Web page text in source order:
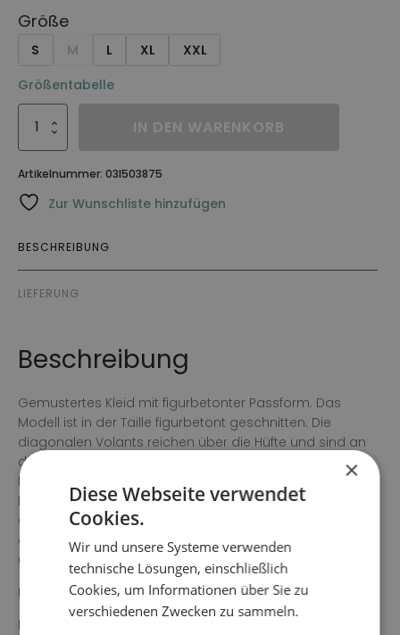
war:
199,00 €
ist:
179,00 €.
Größe
S M L XL
XXL
Größentabelle
Klänning
Girena
Menge
IN DEN WARENKORB
Artikelnummer: 03I503875
Zur Wunschliste hinzufügen
BESCHREIBUNG
LIEFERUNG
Beschreibung
Gemustertes Kleid mit figurbetonter Passform. Das
Modell ist in der Taille figurbetont geschnitten. Die
diagonalen Volants reichen über die Hüfte und sind an
den Waden weiter geschnitten. V-Ausschnitt vorne und
hinten mit dekorativen Rüschen, die die Schultern
bedecken. Das Kleid ist komplett gefüttert. Die Länge in
Größe S beträgt 105 cm vom höchsten Punkt. Unsere
großen Größen haben eine normale Passform, während
unsere kleineren Größen etwas großzügiger ausfallen.
Farbe: mehrfarbig
Material: 100 % Polyester
×
Diese Webseite verwendet
Cookies.
Wir und unsere Systeme verwenden
technische Lösungen, einschließlich
Cookies, um Informationen über Sie zu
verschiedenen Zwecken zu sammeln.